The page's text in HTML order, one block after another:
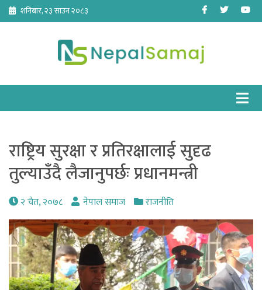
Skip
content
शनिबार, २३ साउन २०८३ Facebook
Twitter
राष्ट्रिय सुरक्षा र प्रतिरक्षालाई सुदृढ
तुल्याउँदै लैजानुपर्छः प्रधानमन्त्री
२ चैत, २०७८ नेपाल समाज राजनीति